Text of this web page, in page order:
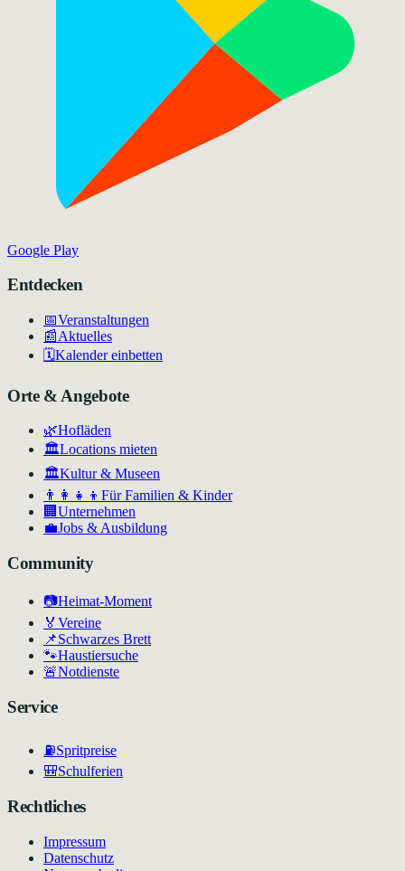
Google Play
Entdecken
📅Veranstaltungen
📰Aktuelles
🗓️Kalender einbetten
Orte & Angebote
🌿Hofläden
🏛️Locations mieten
🏛Kultur & Museen
👨‍👩‍👧‍👦 Für Familien & Kinder
🏢 Unternehmen
💼Jobs & Ausbildung
Community
📷Heimat-Moment
🏅 Vereine
📌Schwarzes Brett
🐾Haustiersuche
🚨Notdienste
Service
⛽Spritpreise
🎒Schulferien
Rechtliches
Impressum
Datenschutz